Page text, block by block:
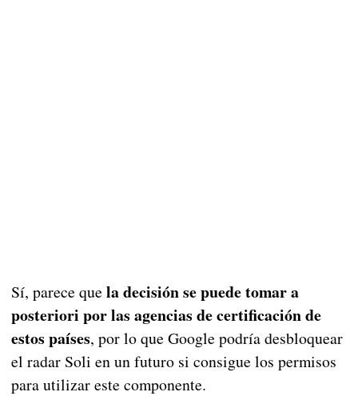
Sí, parece que la decisión se puede tomar a
posteriori por las agencias de certificación de
estos países, por lo que Google podría desbloquear
el radar Soli en un futuro si consigue los permisos
para utilizar este componente.